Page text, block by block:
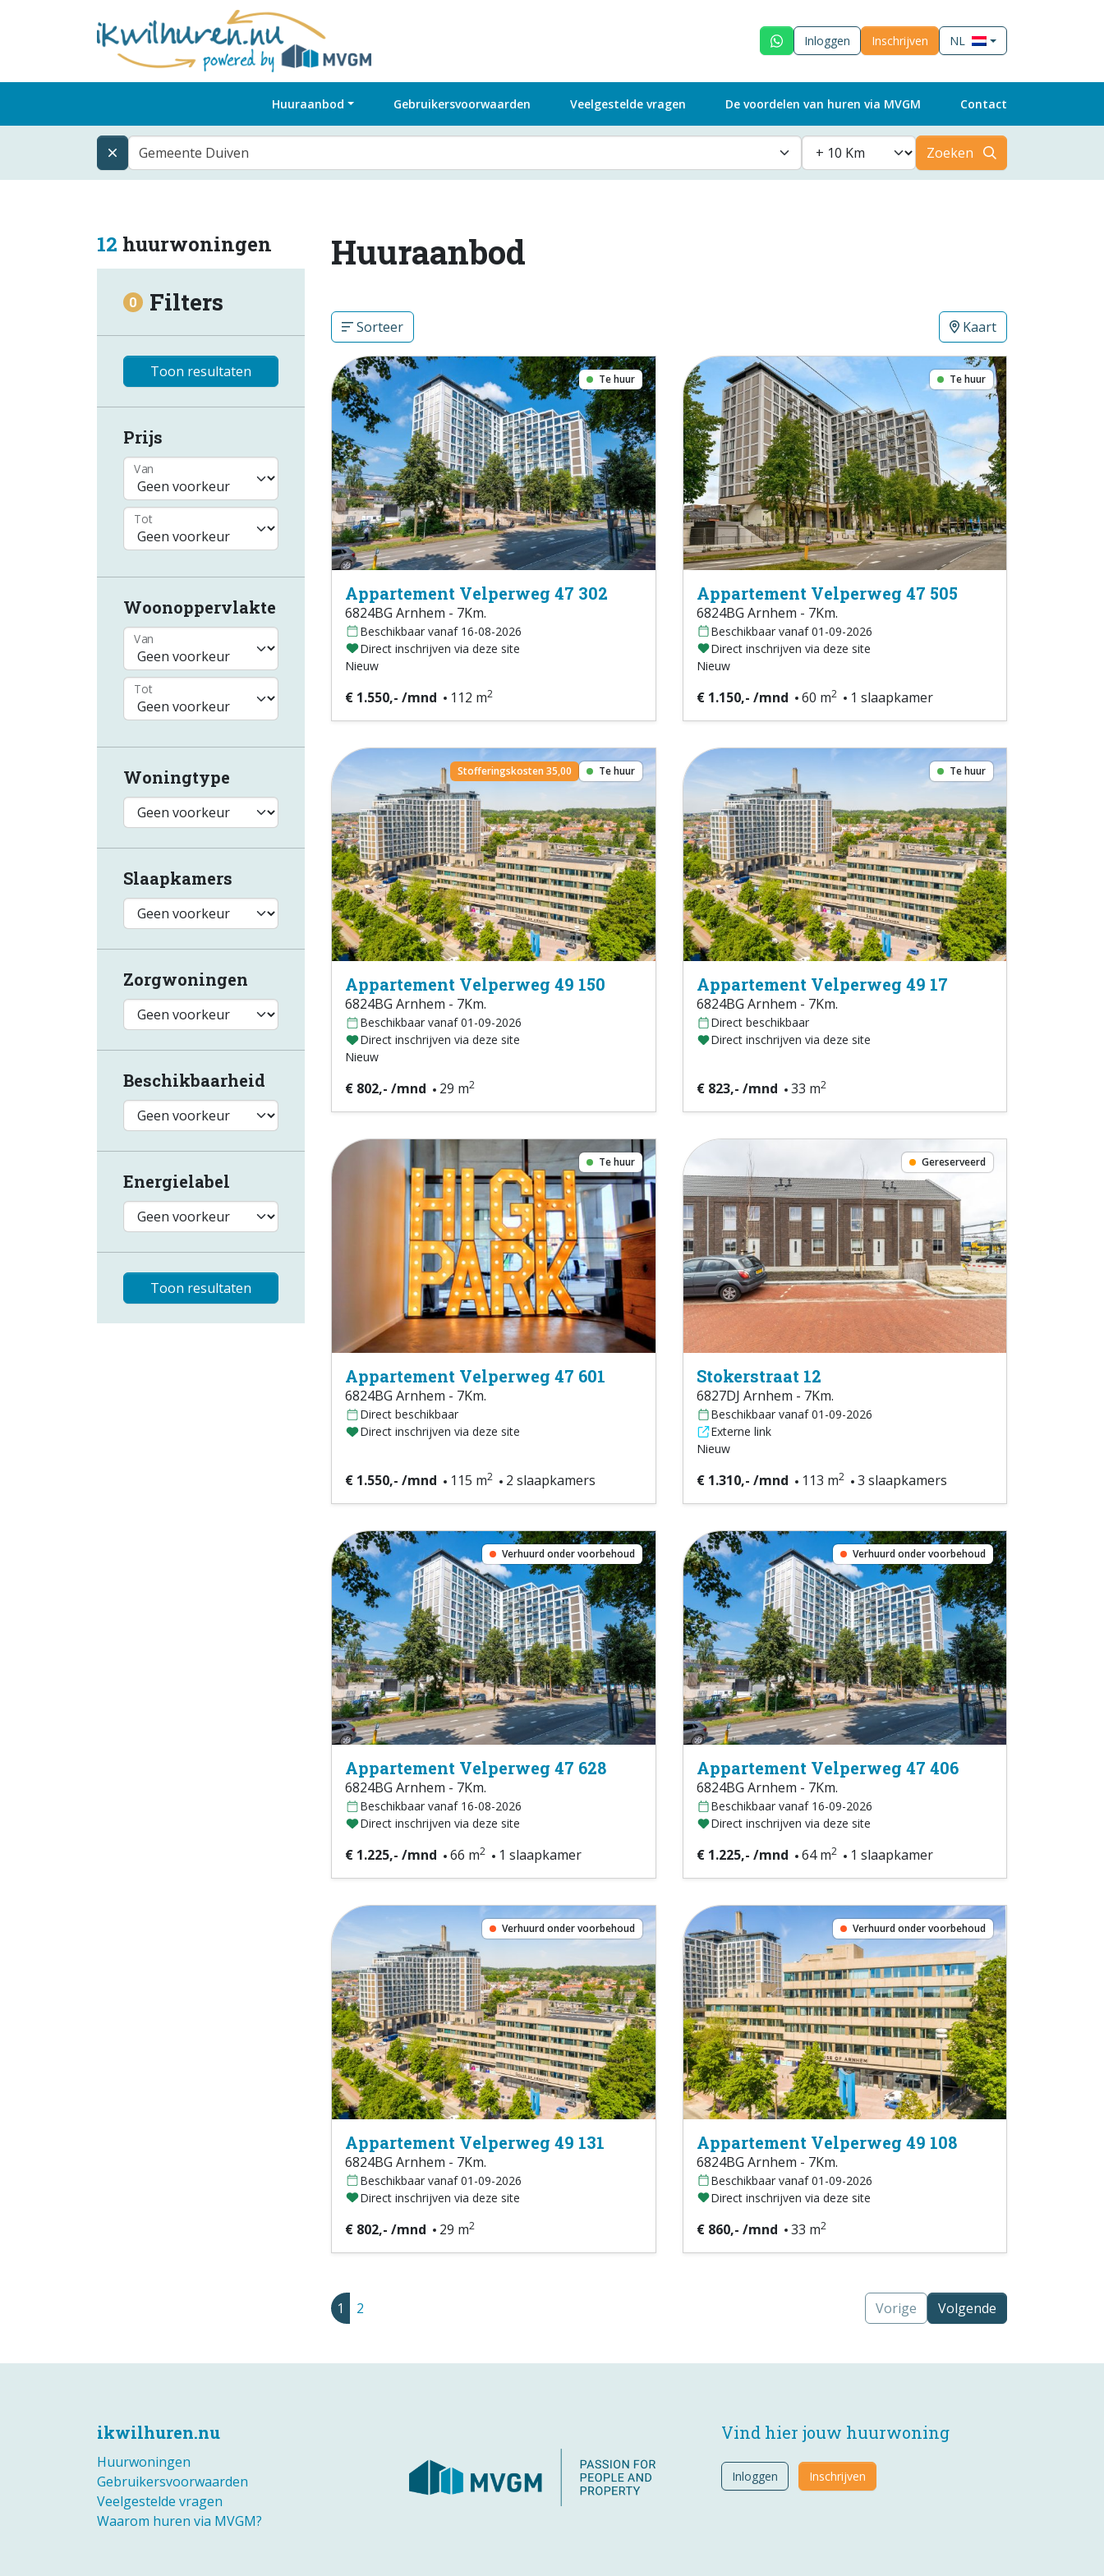
Inloggen Inschrijven NL
Huuraanbod Gebruikersvoorwaarden Veelgestelde vragen De voordelen van huren via MVGM Contact
Gemeente Duiven Zoeken
12 huurwoningen
0 Filters
Toon resultaten
Prijs
Van
Tot
Woonoppervlakte
Van
Tot
Woningtype
Slaapkamers
Zorgwoningen
Beschikbaarheid
Energielabel
Toon resultaten
Huuraanbod
Sorteer Kaart
Te huur
Appartement Velperweg 47 302
6824BG Arnhem - 7Km.
Beschikbaar vanaf 16-08-2026
Direct inschrijven via deze site
Nieuw
€ 1.550,- /mnd 112 m2
Te huur
Appartement Velperweg 47 505
6824BG Arnhem - 7Km.
Beschikbaar vanaf 01-09-2026
Direct inschrijven via deze site
Nieuw
€ 1.150,- /mnd 60 m2 1 slaapkamer
Stofferingskosten 35,00 Te huur
Appartement Velperweg 49 150
6824BG Arnhem - 7Km.
Beschikbaar vanaf 01-09-2026
Direct inschrijven via deze site
Nieuw
€ 802,- /mnd 29 m2
Te huur
Appartement Velperweg 49 17
6824BG Arnhem - 7Km.
Direct beschikbaar
Direct inschrijven via deze site
€ 823,- /mnd 33 m2
Te huur
Appartement Velperweg 47 601
6824BG Arnhem - 7Km.
Direct beschikbaar
Direct inschrijven via deze site
€ 1.550,- /mnd 115 m2 2 slaapkamers
Gereserveerd
Stokerstraat 12
6827DJ Arnhem - 7Km.
Beschikbaar vanaf 01-09-2026
Externe link
Nieuw
€ 1.310,- /mnd 113 m2 3 slaapkamers
Verhuurd onder voorbehoud
Appartement Velperweg 47 628
6824BG Arnhem - 7Km.
Beschikbaar vanaf 16-08-2026
Direct inschrijven via deze site
€ 1.225,- /mnd 66 m2 1 slaapkamer
Verhuurd onder voorbehoud
Appartement Velperweg 47 406
6824BG Arnhem - 7Km.
Beschikbaar vanaf 16-09-2026
Direct inschrijven via deze site
€ 1.225,- /mnd 64 m2 1 slaapkamer
Verhuurd onder voorbehoud
Appartement Velperweg 49 131
6824BG Arnhem - 7Km.
Beschikbaar vanaf 01-09-2026
Direct inschrijven via deze site
€ 802,- /mnd 29 m2
Verhuurd onder voorbehoud
Appartement Velperweg 49 108
6824BG Arnhem - 7Km.
Beschikbaar vanaf 01-09-2026
Direct inschrijven via deze site
€ 860,- /mnd 33 m2
1 2 Vorige Volgende
ikwilhuren.nu
Huurwoningen
Gebruikersvoorwaarden
Veelgestelde vragen
Waarom huren via MVGM?
Vind hier jouw huurwoning
Inloggen Inschrijven